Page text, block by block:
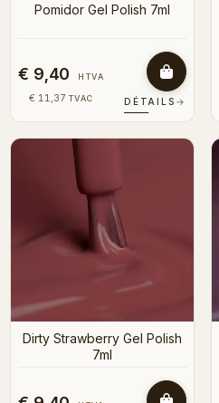
Pomidor Gel Polish 7ml
€ 9,40 HTVA
€ 11,37 TVAC DÉTAILS →
Dirty Strawberry Gel Polish
7ml